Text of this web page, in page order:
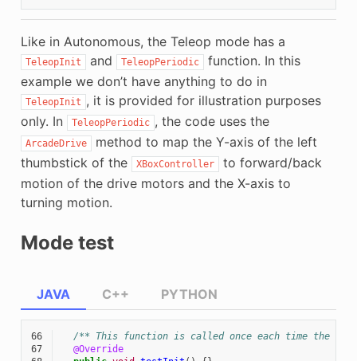
Like in Autonomous, the Teleop mode has a
TeleopInit and TeleopPeriodic
function. In this
example we don’t have anything to do in
TeleopInit , it is provided for illustration purposes
only. In
TeleopPeriodic , the code uses the
ArcadeDrive
method to map the Y-axis of the left
thumbstick of the
XBoxController
to forward/back
motion of the drive motors and the X-axis to
turning motion.
Mode test
JAVA
66
/** This function is called once each time the
67
@Override
C++ PYTHON